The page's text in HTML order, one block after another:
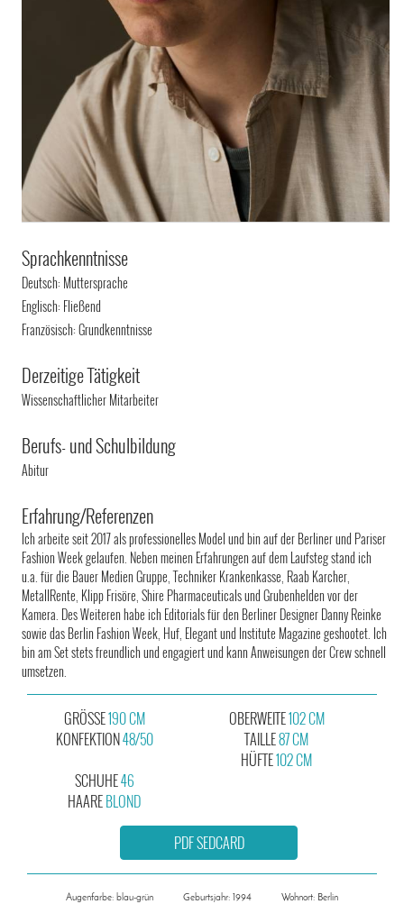
Sprachkenntnisse
Deutsch: Muttersprache
Englisch: Fließend
Französisch: Grundkenntnisse
Derzeitige Tätigkeit
Wissenschaftlicher Mitarbeiter
Berufs- und Schulbildung
Abitur
Erfahrung/Referenzen
Ich arbeite seit 2017 als professionelles Model und bin auf der Berliner und Pariser
Fashion Week gelaufen. Neben meinen Erfahrungen auf dem Laufsteg stand ich
u.a. für die Bauer Medien Gruppe, Techniker Krankenkasse, Raab Karcher,
MetallRente, Klipp Frisöre, Shire Pharmaceuticals und Grubenhelden vor der
Kamera. Des Weiteren habe ich Editorials für den Berliner Designer Danny Reinke
sowie das Berlin Fashion Week, Huf, Elegant und Institute Magazine geshootet. Ich
bin am Set stets freundlich und engagiert und kann Anweisungen der Crew schnell
umsetzen.
GRÖSSE190 CM
KONFEKTION48/50
OBERWEITE102 CM
TAILLE87 CM
HÜFTE102 CM
SCHUHE46
HAAREBLOND
PDF SEDCARD
Augenfarbe: blau-grün Geburtsjahr: 1994
Wohnort: Berlin